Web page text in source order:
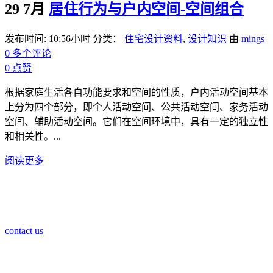
29 7月 居住行为与户内空间-空间组合
发布时间: 10:56小时 分类： 住宅设计资料, 设计知识 由 mings
0 多个评论
0 点赞
根据家庭生活各自功能要求和空间的性质，户内活动空间基本
上分为四个部分，即个人活动空间、公共活动空间、家务活动
空间、辅助活动空间。它们在空间环境中，具有一定的独立性
和相关性。...
阅读更多
contact us